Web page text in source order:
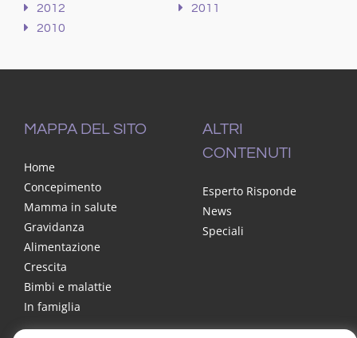
2012
2011
2010
MAPPA DEL SITO
Home
Concepimento
Mamma in salute
Gravidanza
Alimentazione
Crescita
Bimbi e malattie
In famiglia
ALTRI
CONTENUTI
Esperto Risponde
News
Speciali